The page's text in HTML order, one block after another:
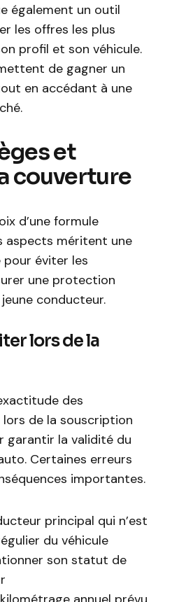
également un outil
les offres les plus
profil et son véhicule.
de gagner un
en accédant à une
et
couverture
d’une formule
aspects méritent une
éviter les
une protection
conducteur.
lors de la
des
de la souscription
garantir la validité du
Certaines erreurs
importantes.
principal qui n’est
du véhicule
son statut de